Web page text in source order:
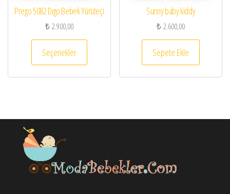
Prego 5082 Dıgo Bebek Yürüteçi
₺2.900,00
Seçenekler
Bu ürünün birden fazla varyasyonu var.
Sunny baby kiddy
₺2.600,00
Sepete Ekle